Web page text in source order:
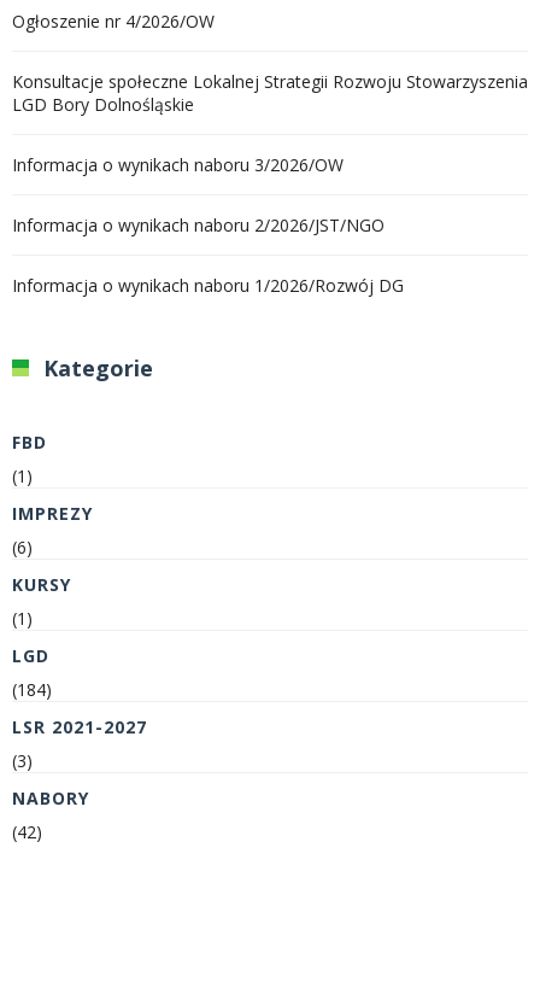
Ogłoszenie nr 4/2026/OW
Konsultacje społeczne Lokalnej Strategii Rozwoju Stowarzyszenia
LGD Bory Dolnośląskie
Informacja o wynikach naboru 3/2026/OW
Informacja o wynikach naboru 2/2026/JST/NGO
Informacja o wynikach naboru 1/2026/Rozwój DG
Kategorie
FBD
(1)
IMPREZY
(6)
KURSY
(1)
LGD
(184)
LSR 2021-2027
(3)
NABORY
(42)